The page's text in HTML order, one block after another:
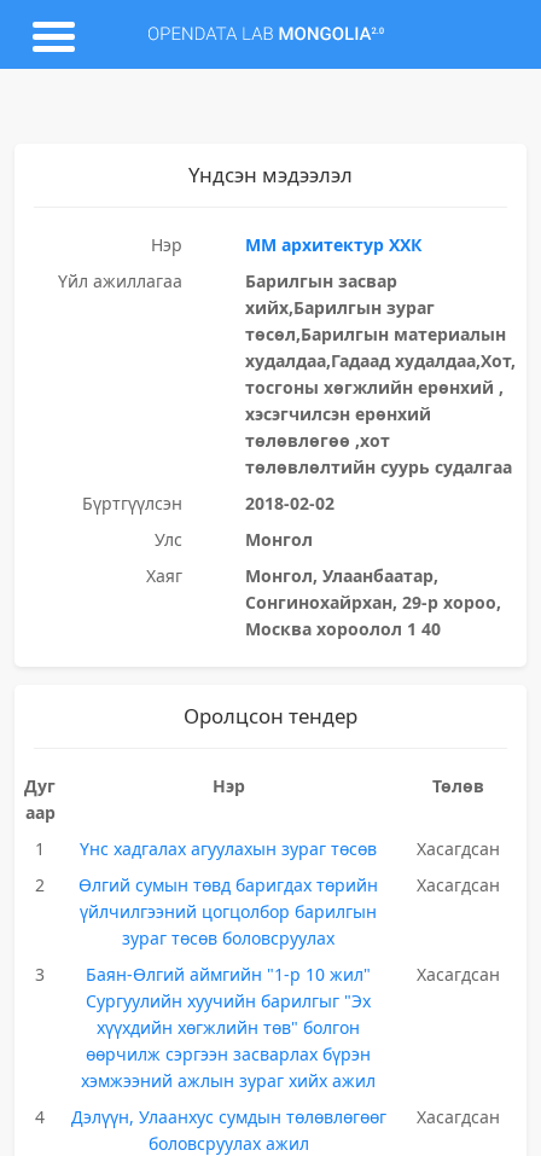
Үндсэн мэдээлэл
Нэр
ММ архитектур ХХК
Үйл ажиллагаа
Барилгын засвар
хийх,Барилгын зураг
төсөл,Барилгын материалын
худалдаа,Гадаад худалдаа,Хот,
тосгоны хөгжлийн ерөнхий ,
хэсэгчилсэн ерөнхий
төлөвлөгөө ,хот
төлөвлөлтийн суурь судалгаа
Бүртгүүлсэн
2018-02-02
Улс
Монгол
Хаяг
Монгол, Улаанбаатар,
Сонгинохайрхан, 29-р хороо,
Москва хороолол 1 40
Оролцсон тендер
Дуг
аар
Нэр Төлөв
1 Үнс хадгалах агуулахын зураг төсөв
Хасагдсан
2
Өлгий сумын төвд баригдах төрийн
үйлчилгээний цогцолбор барилгын
зураг төсөв боловсруулах
Хасагдсан
3
Баян-Өлгий аймгийн "1-р 10 жил"
Сургуулийн хуучийн барилгыг "Эх
хүүхдийн хөгжлийн төв" болгон
өөрчилж сэргээн засварлах бүрэн
хэмжээний ажлын зураг хийх ажил
Хасагдсан
4
Дэлүүн, Улаанхус сумдын төлөвлөгөөг
боловсруулах ажил
Хасагдсан